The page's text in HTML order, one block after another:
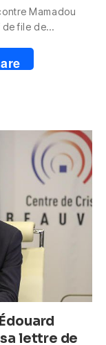
Mamadou
de file de…
lettre de